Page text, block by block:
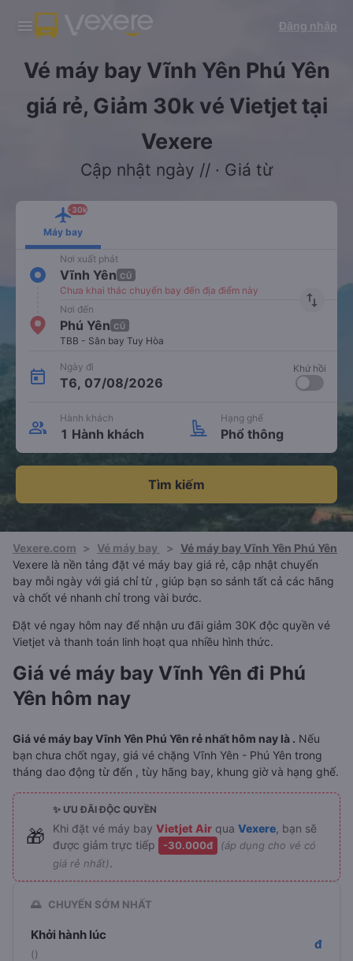
Tải app Vexere ngay!
Nhận ưu đãi thành viên độc
Mở app
Tải app Vexere
-30k/ghế khi đặt vé máy bay qua
Mở app
Đăng nhập
Vé máy bay Vĩnh Yên Phú Yên
giá rẻ, Giảm 30k vé Vietjet tại
Vexere
Cập nhật ngày // · Giá từ
Máy bay
-30k
Nơi xuất phát
Vĩnh Yên CŨ
Chưa khai thác chuyến bay đến địa điểm này
import_export
Nơi đến
Phú Yên CŨ
TBB - Sân bay Tuy Hòa
Ngày đi
T6, 07/08/2026
Khứ hồi
Hành khách
1 Hành khách
Hạng ghế
Phổ thông
Tìm kiếm
Vexere.com > Vé máy bay > Vé máy bay Vĩnh Yên Phú Yên
Vexere là nền tảng đặt vé máy bay giá rẻ, cập nhật chuyến
bay mỗi ngày với giá chỉ từ , giúp bạn so sánh tất cả các hãng
và chốt vé nhanh chỉ trong vài bước.
Đặt vé ngay hôm nay để nhận ưu đãi giảm 30K độc quyền vé
Vietjet và thanh toán linh hoạt qua nhiều hình thức.
Giá vé máy bay Vĩnh Yên đi Phú
Yên hôm nay
Giá vé máy bay Vĩnh Yên Phú Yên rẻ nhất hôm nay là . Nếu
bạn chưa chốt ngay, giá vé chặng Vĩnh Yên - Phú Yên trong
tháng dao động từ đến , tùy hãng bay, khung giờ và hạng ghế.
🎁
✨ ƯU ĐÃI ĐỘC QUYỀN
Khi đặt vé máy bay Vietjet Air qua Vexere , bạn sẽ
được giảm trực tiếp
-30.000đ
(áp dụng cho vé có
giá rẻ nhất).
🌅 CHUYẾN SỚM NHẤT
Khởi hành lúc
()
đ